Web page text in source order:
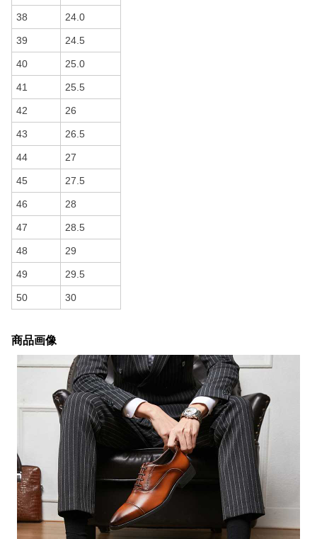
38 24.0
39 24.5
40 25.0
41 25.5
42 26
43 26.5
44 27
45 27.5
46 28
47 28.5
48 29
49 29.5
50 30
商品画像